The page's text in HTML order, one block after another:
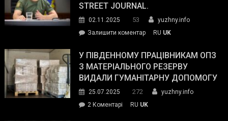
STREET JOURNAL.
02.11.2025 53
yuzhny.info
Залишити коментарon
завойовує
симпатії
виборців
The
RU UK
У ПІВДЕННОМУ ПРАЦІВНИКАМ ОПЗ
З МАТЕРІАЛЬНОГО РЕЗЕРВУ
ВИДАЛИ ГУМАНІТАРНУ ДОПОМОГУ
25.07.2025 272
yuzhny.info
2 Коментарі
RU UK